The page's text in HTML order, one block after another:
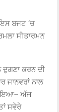
ਬਜਟ ‘ਚ
ਸੀਤਾਰਮਨ
ਦੁਗਣਾ ਕਰਨ ਦੀ
ਜਾਨਵਰਾਂ ਨਾਲ
– ਅੱਜ
ਸਵੇਰੇ